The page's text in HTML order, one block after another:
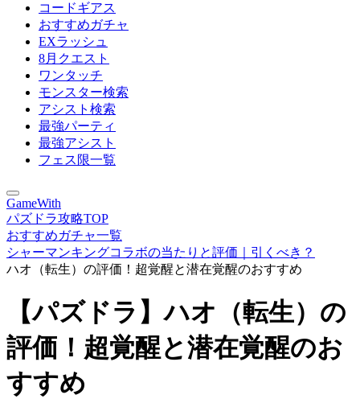
コードギアス
おすすめガチャ
EXラッシュ
8月クエスト
ワンタッチ
モンスター検索
アシスト検索
最強パーティ
最強アシスト
フェス限一覧
GameWith
パズドラ攻略TOP
おすすめガチャ一覧
シャーマンキングコラボの当たりと評価｜引くべき？
ハオ（転生）の評価！超覚醒と潜在覚醒のおすすめ
【パズドラ】ハオ（転生）の
評価！超覚醒と潜在覚醒のお
すすめ